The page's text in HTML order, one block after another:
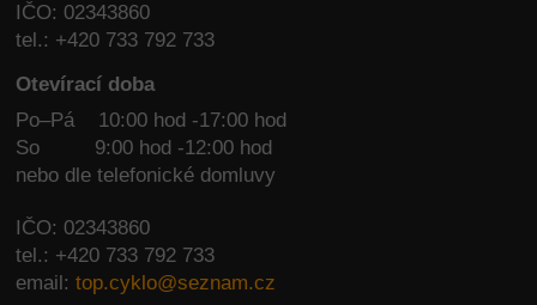
IČO: 02343860
tel.: +420 733 792 733
Otevírací doba
Po–Pá 10:00 hod -17:00 hod
So
9:00 hod -12:00 hod
nebo dle telefonické domluvy
IČO: 02343860
tel.: +420 733 792 733
email:top.cyklo@seznam.cz